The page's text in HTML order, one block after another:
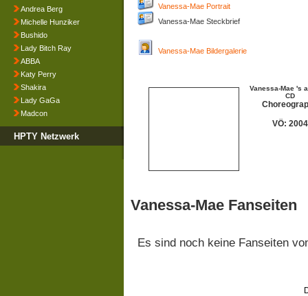
Andrea Berg
Michelle Hunziker
Bushido
Lady Bitch Ray
ABBA
Katy Perry
Shakira
Lady GaGa
Madcon
HPTY Netzwerk
Vanessa-Mae Portrait
Vanessa-Mae Steckbrief
Vanessa-Mae Bildergalerie
Vanessa-Mae 's
CD
VÖ: 2004
Vanessa-Mae Fanseiten
Es sind noch keine Fanseiten